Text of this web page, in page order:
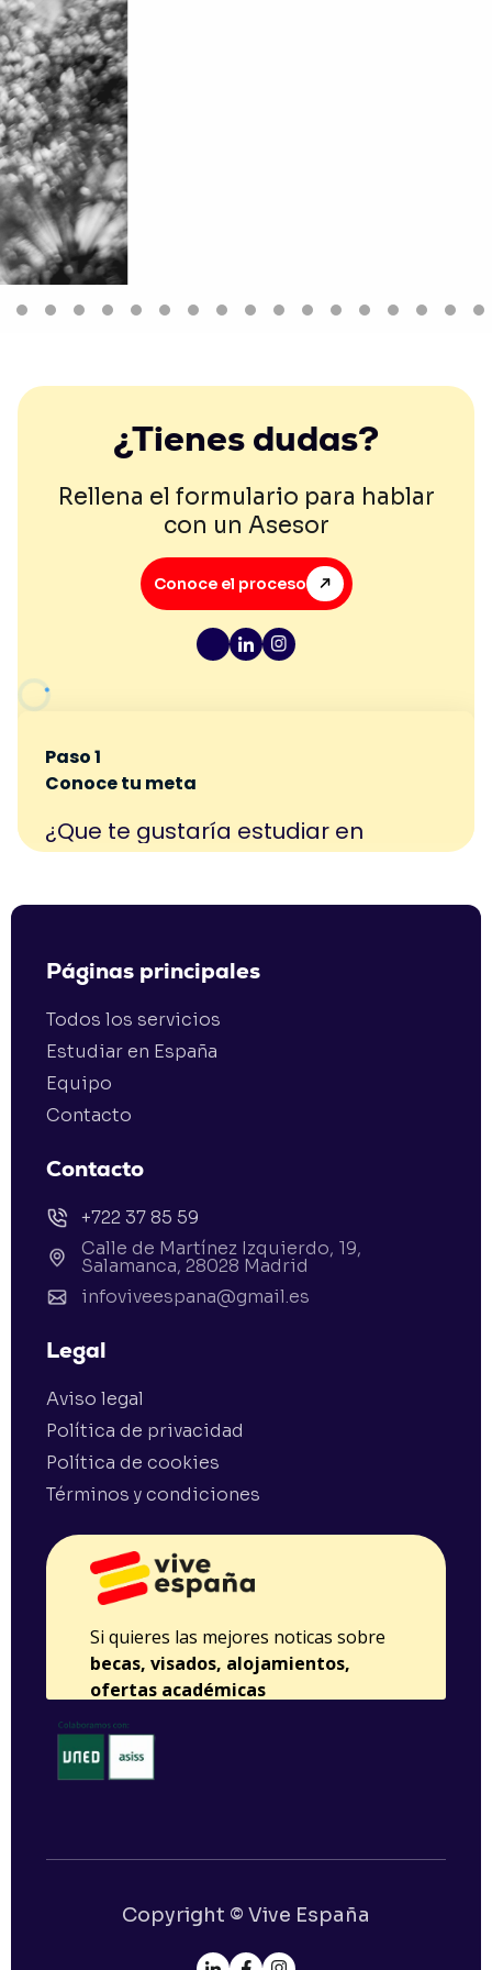
¿Tienes dudas?
Rellena el formulario para hablar
con un Asesor
Conoce el proceso
Páginas principales
Todos los servicios
Estudiar en España
Equipo
Contacto
Contacto
+722 37 85 59
Calle de Martínez Izquierdo, 19,
Salamanca, 28028 Madrid
infoviveespana@gmail.es
Legal
Aviso legal
Política de privacidad
Política de cookies
Términos y condiciones
Copyright © Vive España